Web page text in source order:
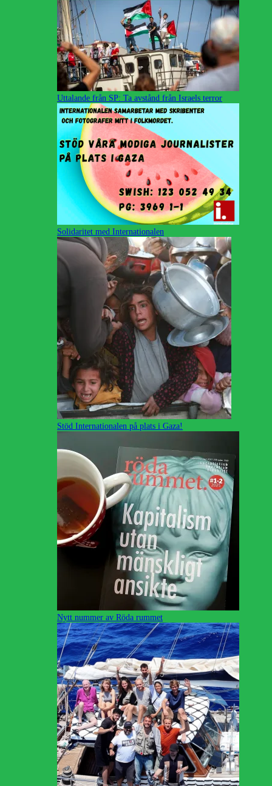
Uttalande från SP: Ta avstånd från Israels terror
Solidaritet med Internationalen
Stöd Internationalen på plats i Gaza!
Nytt nummer av Röda rummet